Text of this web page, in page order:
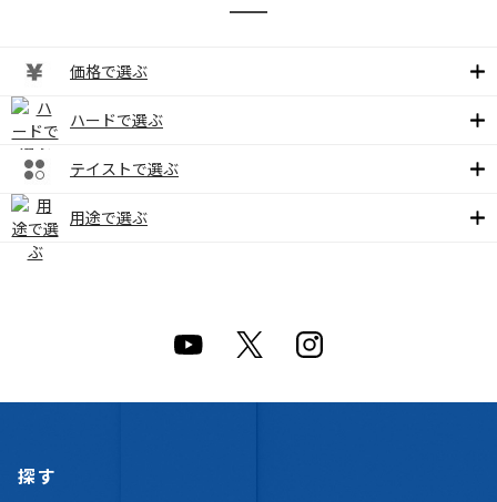
価格で選ぶ
ハードで選ぶ
テイストで選ぶ
用途で選ぶ
探す